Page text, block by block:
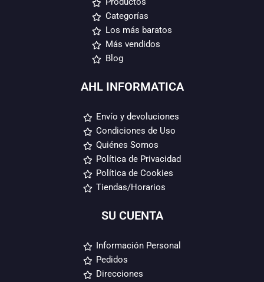
Categorías
Los más baratos
Más vendidos
Blog
AHL INFORMATICA
Envío y devoluciones
Condiciones de Uso
Quiénes Somos
Política de Privacidad
Política de Cookies
Tiendas/Horarios
SU CUENTA
Información Personal
Pedidos
Direcciones